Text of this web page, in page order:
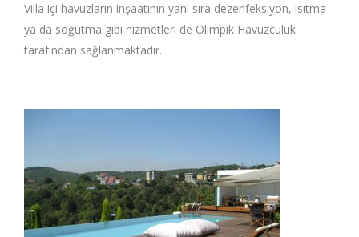
Villa içi havuzların inşaatının yanı sıra dezenfeksiyon, ısıtma
ya da soğutma gibi hizmetleri de Olimpik Havuzculuk
tarafından sağlanmaktadır.